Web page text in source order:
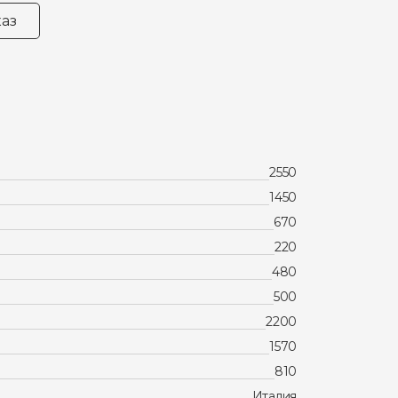
2550
1450
670
220
480
500
2200
1570
810